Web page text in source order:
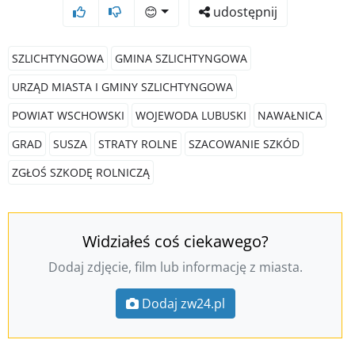
😊 udostępnij
SZLICHTYNGOWA
GMINA SZLICHTYNGOWA
URZĄD MIASTA I GMINY SZLICHTYNGOWA
POWIAT WSCHOWSKI
WOJEWODA LUBUSKI
NAWAŁNICA
GRAD
SUSZA STRATY ROLNE
SZACOWANIE SZKÓD
ZGŁOŚ SZKODĘ ROLNICZĄ
Widziałeś coś ciekawego?
Dodaj zdjęcie, film lub informację z miasta.
Dodaj zw24.pl